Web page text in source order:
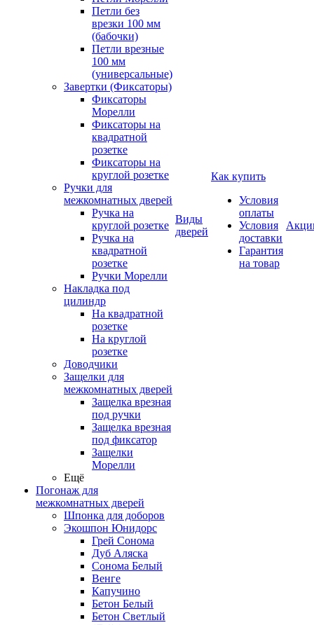
Петли без
врезки 100 мм
(бабочки)
Петли врезные
100 мм
(универсальные)
Завертки (Фиксаторы)
Фиксаторы
Морелли
Фиксаторы на
квадратной
розетке
Фиксаторы на
круглой розетке
Ручки для
межкомнатных дверей
Ручка на
круглой розетке
Ручка на
квадратной
розетке
Ручки Морелли
Накладка под
цилиндр
На квадратной
розетке
На круглой
розетке
Доводчики
Защелки для
межкомнатных дверей
Защелка врезная
под ручки
Защелка врезная
под фиксатор
Защелки
Морелли
Ещё
Погонаж для
межкомнатных дверей
Шпонка для доборов
Экошпон Юнидорс
Грей Сонома
Дуб Аляска
Сонома Белый
Венге
Капучино
Бетон Белый
Бетон Светлый
Виды
дверей
Как купить
Условия
оплаты
Условия
доставки
Гарантия
на товар